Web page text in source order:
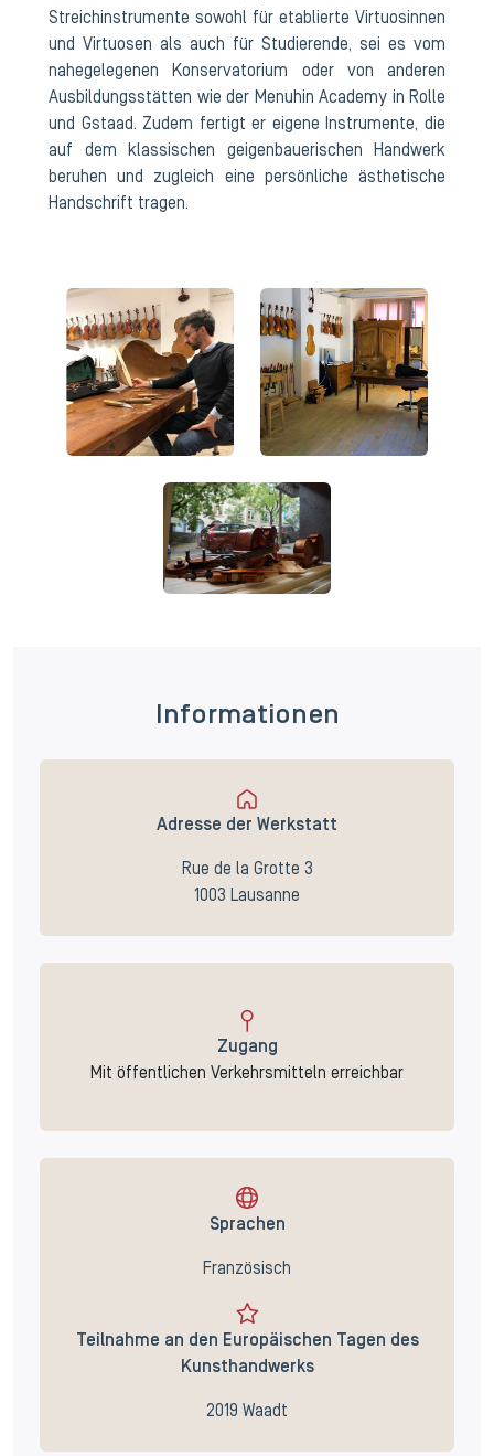
Streichinstrumente sowohl für etablierte Virtuosinnen
und Virtuosen als auch für Studierende, sei es vom
nahegelegenen Konservatorium oder von anderen
Ausbildungsstätten wie der Menuhin Academy in Rolle
und Gstaad. Zudem fertigt er eigene Instrumente, die
auf dem klassischen geigenbauerischen Handwerk
beruhen und zugleich eine persönliche ästhetische
Handschrift tragen.
Informationen
Adresse der Werkstatt
Rue de la Grotte 3
1003 Lausanne
Zugang
Mit öffentlichen Verkehrsmitteln erreichbar
Sprachen
Französisch
Teilnahme an den Europäischen Tagen des
Kunsthandwerks
2019 Waadt